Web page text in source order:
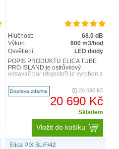
Hlučnost:
68.0 dB
Výkon:
600 m3/hod
Osvětlení:
LED diody
POPIS PRODUKTU ELICA TUBE
PRO ISLAND je ostrůvkový
odsavač par (digestoř) je vyroben z
MATNÉM provedení. Odsavač par
(dige..
Doprava zdarma 20 690 Kč
20 690 Kč
Skladem
Vložit do košíku
Elica PIX BL/F/42